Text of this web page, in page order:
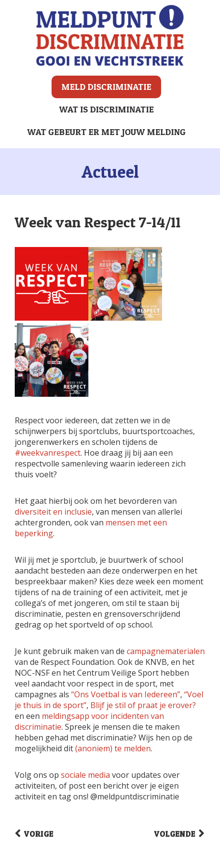
MELD DISCRIMINATIE
WAT IS DISCRIMINATIE
WAT GEBEURT ER MET JOUW MELDING
Actueel
Week van Respect 7-14/11
Respect voor iedereen, dat zetten we in de
schijnwerpers bij sportclubs, buurtsportcoaches,
jongerenwerkers en scholen tijdens de
#weekvanrespect. Hoe draag jij bij aan een
respectvolle samenleving waarin iedereen zich
thuis voelt?
Het gaat hierbij ook om het bevorderen van
diversiteit en inclusie, van mensen van allerlei
achtergronden, ook van mensen met een
beperking.
Wil jij met je sportclub, je buurtwerk of school
aandacht besteden aan deze onderwerpen en het
bespreekbaar maken? Kies deze week een moment
tijdens of na de training of een activiteit, met je
collega’s of met jongeren, om stil te staan bij
discriminatie, pesten en grensoverschrijdend
gedrag op het sportveld of op school.
Je kunt gebruik maken van de campagnematerialen
van de Respect Foundation. Ook de KNVB, en het
NOC-NSF en het Centrum Veilige Sport hebben
veel aandacht voor respect in de sport, met
campagnes als “Ons Voetbal is van Iedereen”, “Voel
je thuis in de sport”, Blijf je stil of praat je erover?
en een meldingsapp voor incidenten van
discriminatie. Spreek je mensen die te maken
hebben gehad met discriminatie? Wijs hen op de
mogelijkheid dit(anoniem) te melden.
Volg ons op sociale media voor updates over
activiteiten, of post een bericht over je eigen
activiteit en tag ons! @meldpuntdiscriminatie
VORIGE VOLGENDE